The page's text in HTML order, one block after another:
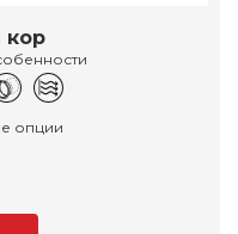
кор
опции